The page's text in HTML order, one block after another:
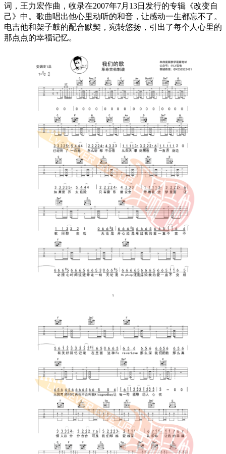
词，王力宏作曲，收录在2007年7月13日发行的专辑《改变自
己》中。歌曲唱出他心里动听的和音，让感动一生都忘不了。
电吉他和架子鼓的配合默契，宛转悠扬，引出了每个人心里的
那点点的幸福记忆。